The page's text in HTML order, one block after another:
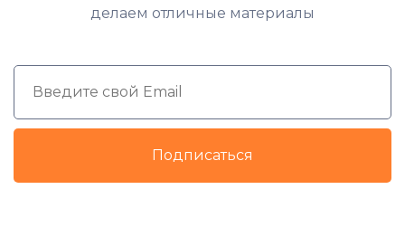
делаем отличные материалы
Подписаться